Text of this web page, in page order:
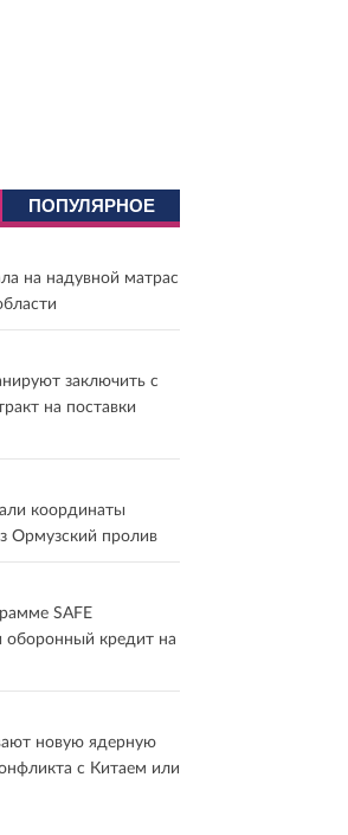
ПОПУЛЯРНОЕ
на надувной матрас
заключить с
на поставки
координаты
Ормузский пролив
SAFE
оборонный кредит на
новую ядерную
с Китаем или